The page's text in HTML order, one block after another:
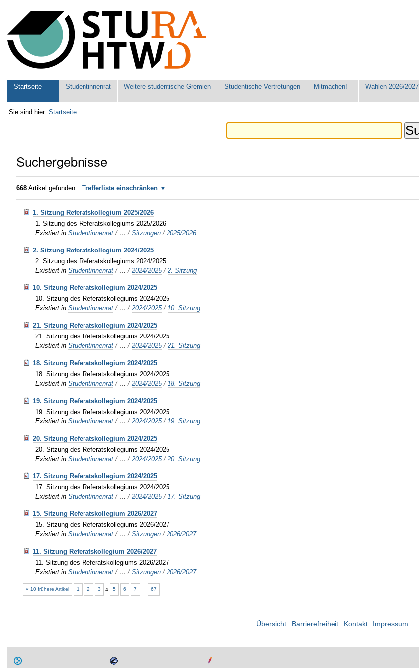
Werkzeuge
Sektionen
Startseite Studentinnenrat Weitere studentische Gremien Studentische Vertretungen Mitmachen! Wahlen 2026/2027
Sie sind hier: Startseite
Suchergebnisse
668 Artikel gefunden. Trefferliste einschränken
1. Sitzung Referatskollegium 2025/2026
1. Sitzung des Referatskollegiums 2025/2026
Existiert in Studentinnenrat / …/Sitzungen /2025/2026
2. Sitzung Referatskollegium 2024/2025
2. Sitzung des Referatskollegiums 2024/2025
Existiert in Studentinnenrat / …/2024/2025 /2. Sitzung
10. Sitzung Referatskollegium 2024/2025
10. Sitzung des Referatskollegiums 2024/2025
Existiert in Studentinnenrat / …/2024/2025 /10. Sitzung
21. Sitzung Referatskollegium 2024/2025
21. Sitzung des Referatskollegiums 2024/2025
Existiert in Studentinnenrat / …/2024/2025 /21. Sitzung
18. Sitzung Referatskollegium 2024/2025
18. Sitzung des Referatskollegiums 2024/2025
Existiert in Studentinnenrat / …/2024/2025 / 18. Sitzung
19. Sitzung Referatskollegium 2024/2025
19. Sitzung des Referatskollegiums 2024/2025
Existiert in Studentinnenrat / …/2024/2025 / 19. Sitzung
20. Sitzung Referatskollegium 2024/2025
20. Sitzung des Referatskollegiums 2024/2025
Existiert in Studentinnenrat / …/2024/2025 /20. Sitzung
17. Sitzung Referatskollegium 2024/2025
17. Sitzung des Referatskollegiums 2024/2025
Existiert in Studentinnenrat / …/2024/2025 /17. Sitzung
15. Sitzung Referatskollegium 2026/2027
15. Sitzung des Referatskollegiums 2026/2027
Existiert in Studentinnenrat / …/Sitzungen /2026/2027
11. Sitzung Referatskollegium 2026/2027
11. Sitzung des Referatskollegiums 2026/2027
Existiert in Studentinnenrat / …/Sitzungen /2026/2027
« 10 frühere Artikel 1 2 3 4 5 6 7 67
Übersicht Barrierefreiheit Kontakt Impressum